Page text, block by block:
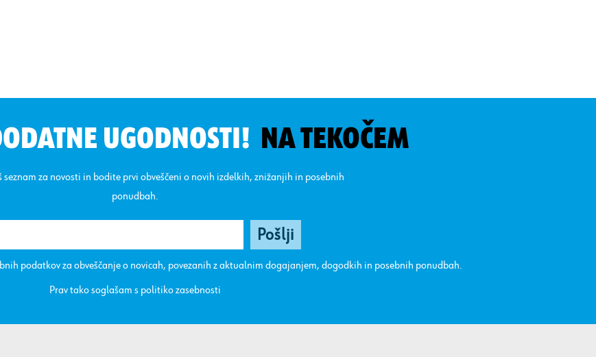
UGODNOSTI! NA TEKOČEM
seznam za novosti in bodite prvi obveščeni o novih izdelkih, znižanjih in posebnih
ponudbah.
podatkov za obveščanje o novicah, povezanih z aktualnim dogajanjem, dogodkih in posebnih ponudbah.
Prav tako soglašam s politiko zasebnosti